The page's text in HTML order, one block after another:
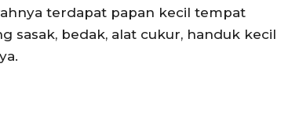
terdapat papan kecil tempat
sasak, bedak, alat cukur, handuk kecil